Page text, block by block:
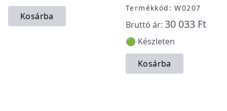
Kosárba
Termékkód: W0207
Bruttó ár: 30 033 Ft
🟢 Készleten
Kosárba